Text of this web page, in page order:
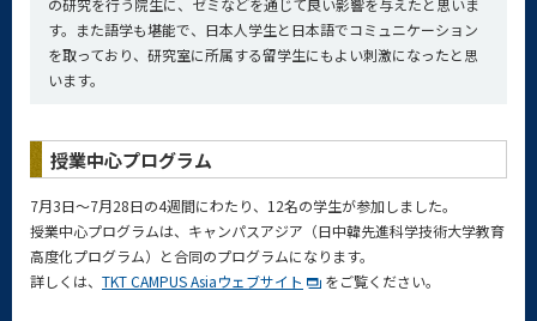
の研究を行う院生に、ゼミなどを通じて良い影響を与えたと思いま
す。また語学も堪能で、日本人学生と日本語でコミュニケーション
を取っており、研究室に所属する留学生にもよい刺激になったと思
います。
授業中心プログラム
7月3日～7月28日の4週間にわたり、12名の学生が参加しました。
授業中心プログラムは、キャンパスアジア（日中韓先進科学技術大学教育
高度化プログラム）と合同のプログラムになります。
詳しくは、 TKT CAMPUS Asiaウェブサイト をご覧ください。